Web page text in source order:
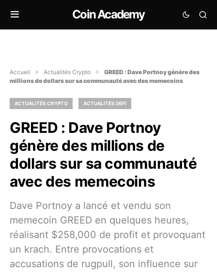
Coin Academy
Accueil Actualités Crypto
GREED : Dave Portnoy génère des
millions de dollars sur sa communauté avec des memecoins
ACTUALITÉS CRYPTO ACTUALITÉS DEFI
GREED : Dave Portnoy
génère des millions de
dollars sur sa communauté
avec des memecoins
Dave Portnoy a lancé et vendu son
memecoin GREED en quelques heures,
réalisant $258,000 de profit et provoquant
un krach. Entre provocations et
accusations de rugpull, son influence sur